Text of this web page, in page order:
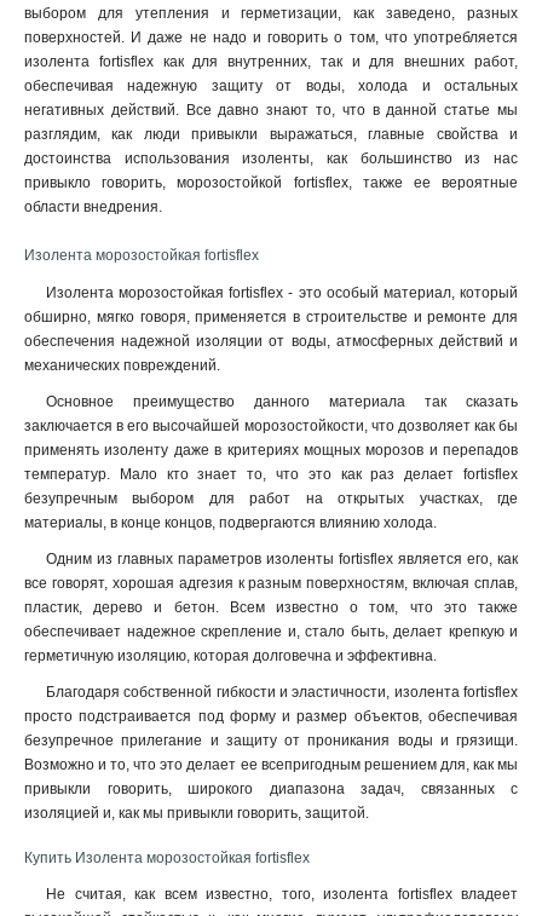
выбором для утепления и герметизации, как заведено, разных
поверхностей. И даже не надо и говорить о том, что употребляется
изолента fortisflex как для внутренних, так и для внешних работ,
обеспечивая надежную защиту от воды, холода и остальных
негативных действий. Все давно знают то, что в данной статье мы
разглядим, как люди привыкли выражаться, главные свойства и
достоинства использования изоленты, как большинство из нас
привыкло говорить, морозостойкой fortisflex, также ее вероятные
области внедрения.
Изолента морозостойкая fortisflex
Изолента морозостойкая fortisflex - это особый материал, который
обширно, мягко говоря, применяется в строительстве и ремонте для
обеспечения надежной изоляции от воды, атмосферных действий и
механических повреждений.
Основное преимущество данного материала так сказать
заключается в его высочайшей морозостойкости, что дозволяет как бы
применять изоленту даже в критериях мощных морозов и перепадов
температур. Мало кто знает то, что это как раз делает fortisflex
безупречным выбором для работ на открытых участках, где
материалы, в конце концов, подвергаются влиянию холода.
Одним из главных параметров изоленты fortisflex является его, как
все говорят, хорошая адгезия к разным поверхностям, включая сплав,
пластик, дерево и бетон. Всем известно о том, что это также
обеспечивает надежное скрепление и, стало быть, делает крепкую и
герметичную изоляцию, которая долговечна и эффективна.
Благодаря собственной гибкости и эластичности, изолента fortisflex
просто подстраивается под форму и размер объектов, обеспечивая
безупречное прилегание и защиту от проникания воды и грязищи.
Возможно и то, что это делает ее всепригодным решением для, как мы
привыкли говорить, широкого диапазона задач, связанных с
изоляцией и, как мы привыкли говорить, защитой.
Купить Изолента морозостойкая fortisflex
Не считая, как всем известно, того, изолента fortisflex владеет